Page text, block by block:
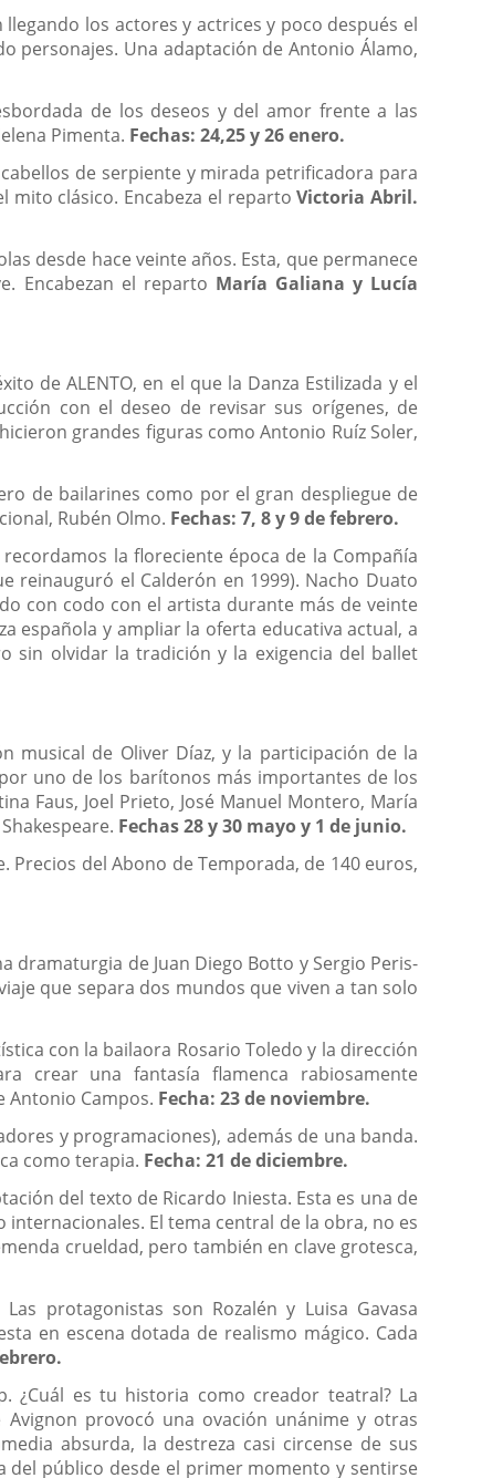
los actores y actrices y poco después el
personajes. Una adaptación de Antonio Álamo,
de los deseos y del amor frente a las
Pimenta. Fechas: 24,25 y 26 enero.
de serpiente y mirada petrificadora para
mito clásico. Encabeza el repartoVictoria Abril.
desde hace veinte años. Esta, que permanece
Encabezan el reparto María Galiana y Lucía
de ALENTO, en el que la Danza Estilizada y el
con el deseo de revisar sus orígenes, de
grandes figuras como Antonio Ruíz Soler,
de bailarines como por el gran despliegue de
Rubén Olmo. Fechas: 7, 8 y 9 de febrero.
la floreciente época de la Compañía
reinauguró el Calderón en 1999). Nacho Duato
con codo con el artista durante más de veinte
española y ampliar la oferta educativa actual, a
sin olvidar la tradición y la exigencia del ballet
musical de Oliver Díaz, y la participación de la
uno de los barítonos más importantes de los
Faus, Joel Prieto, José Manuel Montero, María
Fechas 28 y 30 mayo y 1 de junio.
Precios del Abono de Temporada, de 140 euros,
dramaturgia de Juan Diego Botto y Sergio Peris-
que separa dos mundos que viven a tan solo
con la bailaora Rosario Toledo y la dirección
crear una fantasía flamenca rabiosamente
Antonio Campos. Fecha: 23 de noviembre.
y programaciones), además de una banda.
como terapia. Fecha: 21 de diciembre.
del texto de Ricardo Iniesta. Esta es una de
El tema central de la obra, no es
crueldad, pero también en clave grotesca,
protagonistas son Rozalén y Luisa Gavasa
en escena dotada de realismo mágico. Cada
¿Cuál es tu historia como creador teatral? La
provocó una ovación unánime y otras
absurda, la destreza casi circense de sus
del público desde el primer momento y sentirse